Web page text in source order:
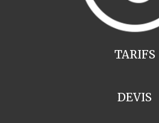
TARIFS
DEVIS